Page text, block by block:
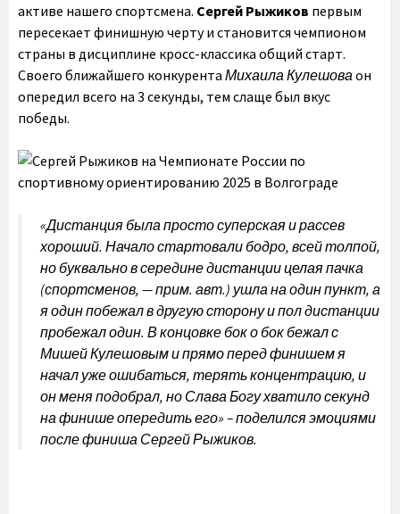
активе нашего спортсмена. Сергей Рыжиков первым
пересекает финишную черту и становится чемпионом
страны в дисциплине кросс-классика общий старт.
Своего ближайшего конкурента Михаила Кулешова он
опередил всего на 3 секунды, тем слаще был вкус
победы.
«Дистанция была просто суперская и рассев
хороший. Начало стартовали бодро, всей толпой,
но буквально в середине дистанции целая пачка
(спортсменов, — прим. авт.) ушла на один пункт, а
я один побежал в другую сторону и пол дистанции
пробежал один. В концовке бок о бок бежал с
Мишей Кулешовым и прямо перед финишем я
начал уже ошибаться, терять концентрацию, и
он меня подобрал, но Слава Богу хватило секунд
на финише опередить его» – поделился эмоциями
после финиша Сергей Рыжиков.